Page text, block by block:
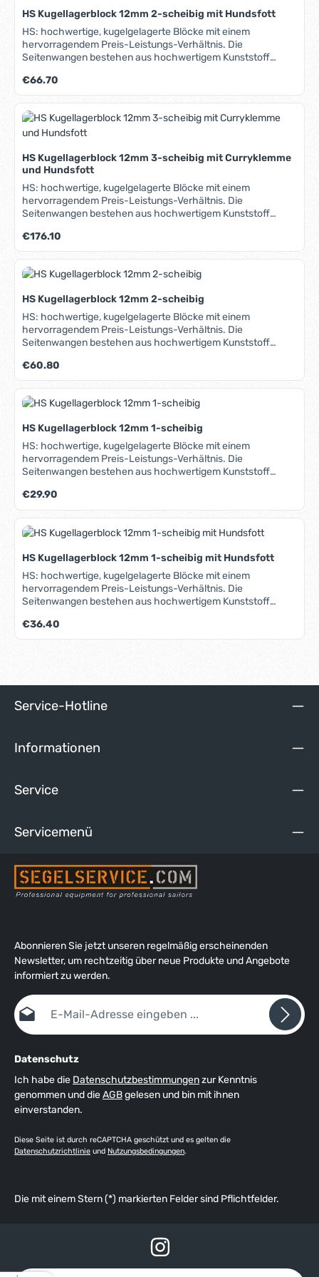
HS Kugellagerblock 12mm 2-scheibig mit Hundsfott
HS: hochwertige, kugelgelagerte Blöcke mit einem
hervorragendem Preis-Leistungs-Verhältnis. Die
Seitenwangen bestehen aus hochwertigem Kunststoff
Seitliche Verstärkungslaschen sorgen für hohe
Belastbarkeit. Alle Metallteile sind aus rost- und
säurebeständigem Edelstahl. Einsatzbereich: -
Schotsysteme - Fall- und Streckerleinen
Regulärer Preis:
€66.70
HS Kugellagerblock 12mm 3-scheibig mit Curryklemme
und Hundsfott
HS: hochwertige, kugelgelagerte Blöcke mit einem
hervorragendem Preis-Leistungs-Verhältnis. Die
Seitenwangen bestehen aus hochwertigem Kunststoff
Seitliche Verstärkungslaschen sorgen für hohe
Belastbarkeit. Alle Metallteile sind aus rost- und
säurebeständigem Edelstahl. Einsatzbereich: -
Schotsysteme - Fall- und Streckerleinen
Regulärer Preis:
€176.10
HS Kugellagerblock 12mm 2-scheibig
HS: hochwertige, kugelgelagerte Blöcke mit einem
hervorragendem Preis-Leistungs-Verhältnis. Die
Seitenwangen bestehen aus hochwertigem Kunststoff
Seitliche Verstärkungslaschen sorgen für hohe
Belastbarkeit. Alle Metallteile sind aus rost- und
säurebeständigem Edelstahl. Einsatzbereich: -
Schotsysteme - Fall- und Streckerleinen
Regulärer Preis:
€60.80
HS Kugellagerblock 12mm 1-scheibig
HS: hochwertige, kugelgelagerte Blöcke mit einem
hervorragendem Preis-Leistungs-Verhältnis. Die
Seitenwangen bestehen aus hochwertigem Kunststoff
Seitliche Verstärkungslaschen sorgen für hohe
Belastbarkeit. Alle Metallteile sind aus rost- und
säurebeständigem Edelstahl. Durch das Entfernen des
Bolzens lässt sich dieser Block auch als Snatchblock
Trimmeinrichtungen - Barberhauler.
Regulärer Preis:
€29.90
HS Kugellagerblock 12mm 1-scheibig mit Hundsfott
HS: hochwertige, kugelgelagerte Blöcke mit einem
hervorragendem Preis-Leistungs-Verhältnis. Die
Seitenwangen bestehen aus hochwertigem Kunststoff
Seitliche Verstärkungslaschen sorgen für hohe
Belastbarkeit. Alle Metallteile sind aus rost- und
Regulärer Preis:
€36.40
Service-Hotline
Informationen
Service
Servicemenü
Abonnieren Sie jetzt unseren regelmäßig erscheinenden
Newsletter, um rechtzeitig über neue Produkte und Angebote
informiert zu werden.
E-Mail-Adresse*
Datenschutz
Ich habe die Datenschutzbestimmungenzur Kenntnis
genommen und dieAGBgelesen und bin mit ihnen
einverstanden.
Diese Seite ist durch reCAPTCHA geschützt und es gelten die
Datenschutzrichtlinie und Nutzungsbedingungen.
Die mit einem Stern (*) markierten Felder sind Pflichtfelder.